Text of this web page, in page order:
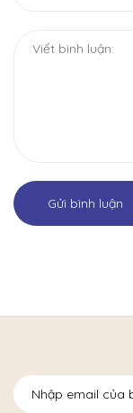
Gửi bình luận